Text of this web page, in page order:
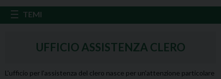
UFFICIO ASSISTENZA CLERO
L'ufficio per l'assistenza del clero nasce per un'attenzione particolare